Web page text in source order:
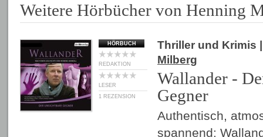
Weitere Hörbücher von Henning
HÖRBUCH
REDAKTION
LESER
1 REZENSION
Thriller und Krimis
Milberg
Wallander -
Gegner
Authentisch,
spannend: